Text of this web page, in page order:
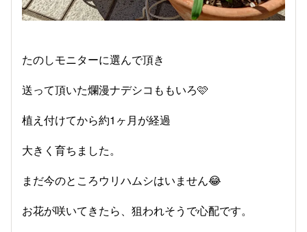
たのしモニターに選んで頂き
送って頂いた爛漫ナデシコももいろ🩷
植え付けてから約1ヶ月が経過
大きく育ちました。
まだ今のところウリハムシはいません😂
お花が咲いてきたら、狙われそうで心配です。